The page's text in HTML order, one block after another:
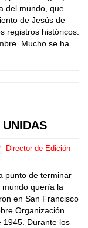
del mundo, que
de Jesús de
registros históricos.
Mucho se ha
Director de Edición
punto de terminar
quería la
en San Francisco
Organización
1945. Durante los